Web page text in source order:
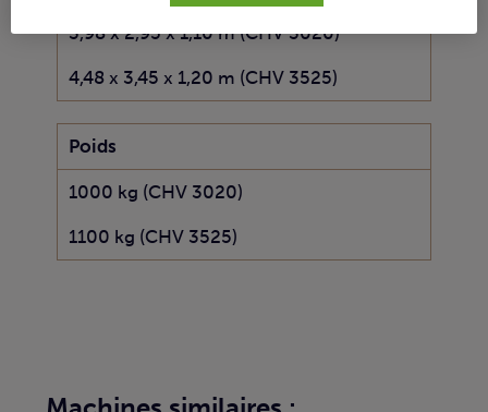
3,98 x 2,95 x 1,10 m (CHV 3020)
4,48 x 3,45 x 1,20 m (CHV 3525)
Poids
1000 kg (CHV 3020)
1100 kg (CHV 3525)